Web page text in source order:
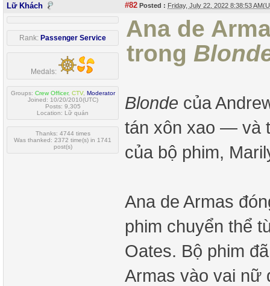
Lữ Khách #82 Posted : Friday, July 22, 2022 8:38:53
Rank: Passenger Service
Medals:
Groups: Crew Officer, CTV, Moderator
Joined: 10/20/2010(UTC)
Posts: 9,305
Location: Lữ quán
Thanks: 4744 times
Was thanked: 2372 time(s) in 1741
post(s)
Ana de
trong
Blonde của
tán xôn xao — và
của bộ phim,
Ana de Armas
phim chuyển thể
Oates. Bộ phim
Armas vào vai nữ